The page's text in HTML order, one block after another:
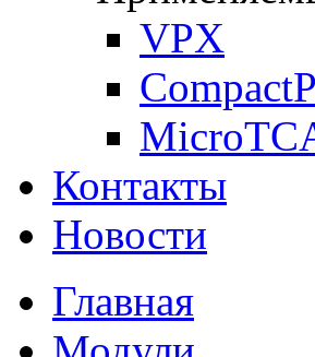
VPX
Контакты
Новости
Главная